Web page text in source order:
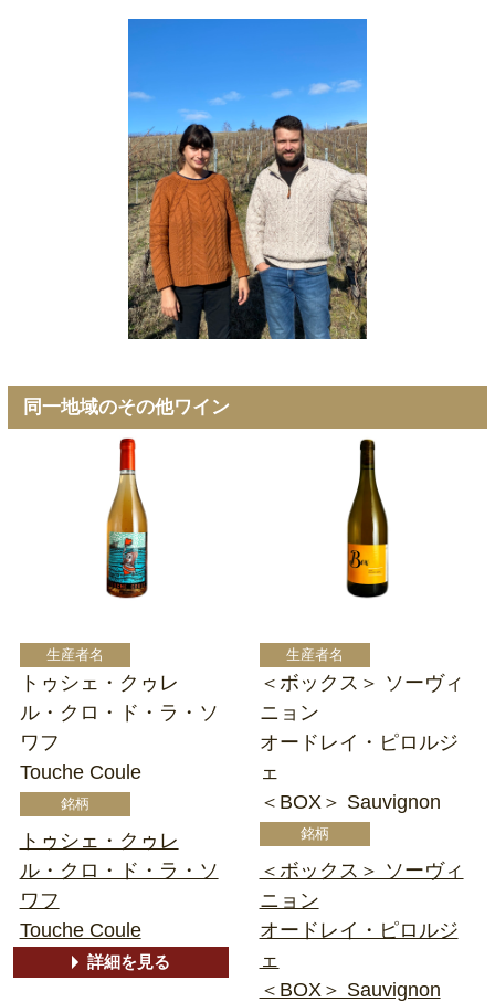
同一地域のその他ワイン
トゥシェ・クゥレ
ル・クロ・ド・ラ・ソ
ワフ
Touche Coule
トゥシェ・クゥレ
ル・クロ・ド・ラ・ソ
ワフ
Touche Coule
詳細を見る
＜ボックス＞ ソーヴィ
ニョン
オードレイ・ピロルジ
ェ
＜BOX＞ Sauvignon
＜ボックス＞ ソーヴィ
ニョン
オードレイ・ピロルジ
ェ
＜BOX＞ Sauvignon